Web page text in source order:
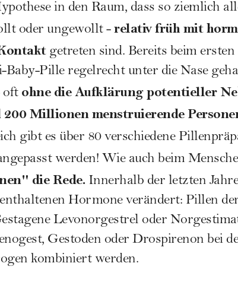
in den Raum, dass so ziemlich
oder ungewollt - relativ früh mit
getreten sind. Bereits beim
Pille regelrecht unter die Nase
oft ohne die Aufklärung potentieller
200 Millionen menstruierende
gibt es über 80 verschiedene
werden! Wie auch beim
die Rede.Innerhalb der letzten
Hormone verändert: Pillen
Levonorgestrel oder
Gestoden oder Drospirenon bei
kombiniert werden.